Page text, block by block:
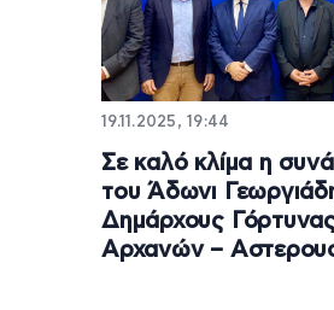
19.11.2025, 19:44
Σε καλό κλίμα η
του Άδωνι
Δημάρχους Γόρτυνας
Αρχανών –